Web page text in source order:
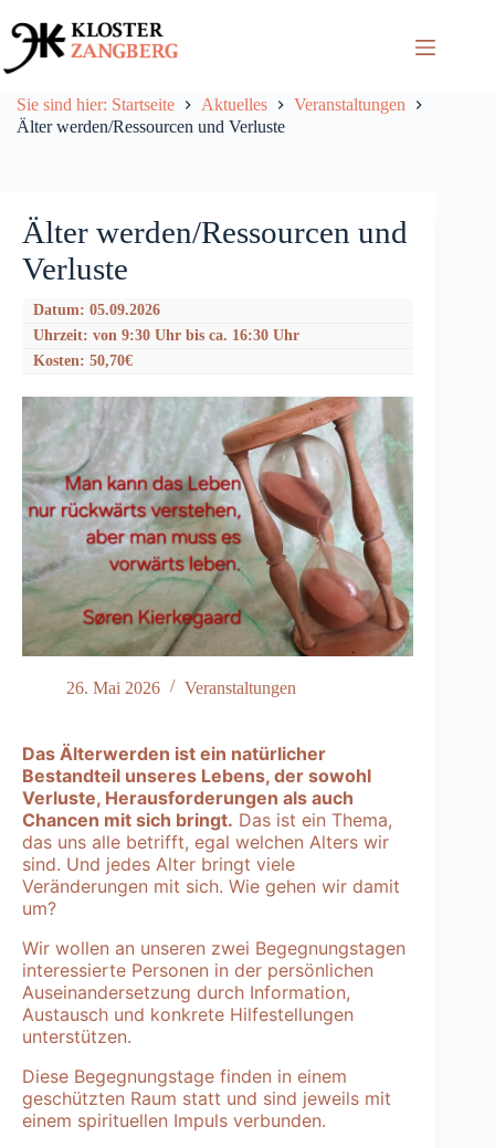
Inhalt
springen
Sie sind hier: Startseite Aktuelles
Veranstaltungen
Älter werden/Ressourcen und Verluste
Älter werden/Ressourcen und
Verluste
Datum: 05.09.2026
Uhrzeit: von 9:30 Uhr bis ca. 16:30 Uhr
Kosten: 50,70€
26. Mai 2026 Veranstaltungen
Das Älterwerden ist ein natürlicher
Bestandteil unseres Lebens, der sowohl
Verluste, Herausforderungen als auch
Chancen mit sich bringt. Das ist ein Thema,
das uns alle betrifft, egal welchen Alters wir
sind. Und jedes Alter bringt viele
Veränderungen mit sich. Wie gehen wir damit
um?
Wir wollen an unseren zwei Begegnungstagen
interessierte Personen in der persönlichen
Auseinandersetzung durch Information,
Austausch und konkrete Hilfestellungen
unterstützen.
Diese Begegnungstage finden in einem
geschützten Raum statt und sind jeweils mit
einem spirituellen Impuls verbunden.